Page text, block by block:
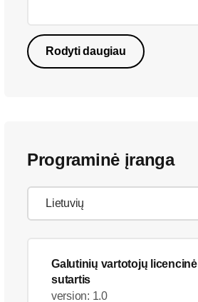
Rodyti daugiau
Programinė įranga
Galutinių vartotojų licencinė
sutartis
version: 1.0